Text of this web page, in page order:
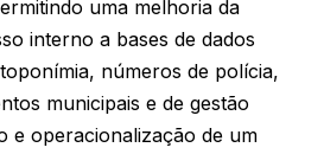
uma melhoria da
interno a bases de dados
números de polícia,
municipais e de gestão
e operacionalização de um